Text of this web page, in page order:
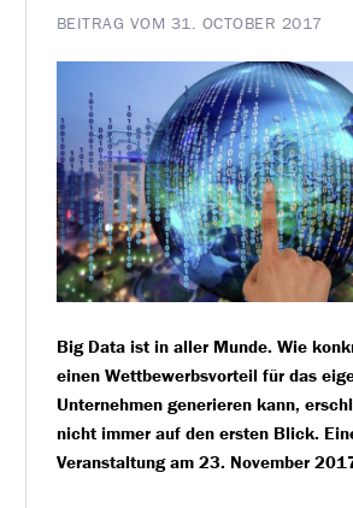
BEITRAG VOM 31. OCTOBER 2017
Big Data ist in aller Munde. Wie
einen Wettbewerbsvorteil für das
Unternehmen generieren kann,
nicht immer auf den ersten Blick.
Veranstaltung am 23. November